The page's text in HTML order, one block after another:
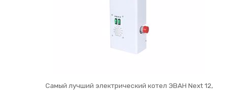
Самый лучший электрический котел ЭВАН Next 12,